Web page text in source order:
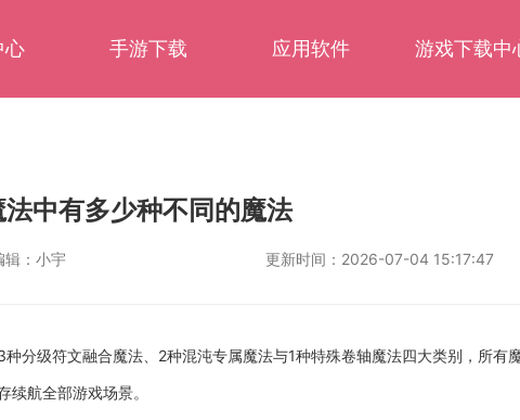
心 手游下载 应用软件 游戏下载中
中有多少种不同的魔法
辑： 小宇 更新时间： 2026-07-04 15:17:47
分级符文融合魔法、2种混沌专属魔法与1种特殊卷轴魔法四大类别，所有
航全部游戏场景。